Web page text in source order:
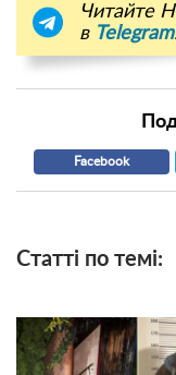
Читайте
в Telegram
Facebook
Статті по темі: